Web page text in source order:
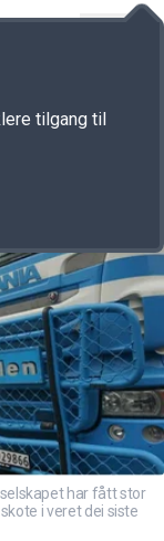
har fått stor
i veret dei siste
tilgang til